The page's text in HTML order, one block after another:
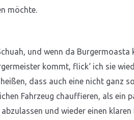
möchte.
und wenn da
kommt, flick‘ ich sie
dass auch eine nicht ganz
Fahrzeug chauffieren, als ein
und wieder einen